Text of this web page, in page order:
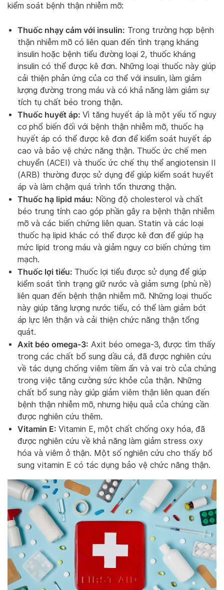
kiểm soát bệnh thận nhiễm mỡ:
Thuốc nhạy cảm với insulin: Trong trường hợp bệnh
thận nhiễm mỡ có liên quan đến tình trạng kháng
insulin hoặc bệnh tiểu đường loại 2, thuốc kháng
insulin có thể được kê đơn. Những loại thuốc này giúp
cải thiện phản ứng của cơ thể với insulin, làm giảm
lượng đường trong máu và có khả năng làm giảm sự
tích tụ chất béo trong thận.
Thuốc huyết áp: Vì tăng huyết áp là một yếu tố nguy
cơ phổ biến đối với bệnh thận nhiễm mỡ, thuốc hạ
huyết áp có thể được kê đơn để kiểm soát huyết áp
cao và bảo vệ chức năng thận. Thuốc ức chế men
chuyển (ACEI) và thuốc ức chế thụ thể angiotensin II
(ARB) thường được sử dụng để giúp kiểm soát huyết
áp và làm chậm quá trình tổn thương thận.
Thuốc hạ lipid máu: Nồng độ cholesterol và chất
béo trung tính cao góp phần gây ra bệnh thận nhiễm
mỡ và các biến chứng liên quan. Statin và các loại
thuốc hạ lipid khác có thể được kê đơn để giúp hạ
mức lipid trong máu và giảm nguy cơ biến chứng tim
mạch.
Thuốc lợi tiểu: Thuốc lợi tiểu được sử dụng để giúp
kiểm soát tình trạng giữ nước và giảm sưng (phù nề)
liên quan đến bệnh thận nhiễm mỡ. Những loại thuốc
này giúp tăng lượng nước tiểu, có thể làm giảm bớt
áp lực lên thận và cải thiện chức năng thận tổng
quát.
Axit béo omega-3: Axit béo omega-3, được tìm thấy
trong các chất bổ sung dầu cá, đã được nghiên cứu
về tác dụng chống viêm tiềm ẩn và vai trò của chúng
trong việc tăng cường sức khỏe của thận. Những
chất bổ sung này giúp giảm viêm thận liên quan đến
bệnh thận nhiễm mỡ, nhưng hiệu quả của chúng cần
được nghiên cứu thêm.
Vitamin E: Vitamin E, một chất chống oxy hóa, đã
được nghiên cứu về khả năng làm giảm stress oxy
hóa và viêm ở thận. Một số nghiên cứu cho thấy bổ
sung vitamin E có tác dụng bảo vệ chức năng thận.